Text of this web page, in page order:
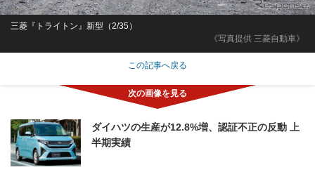
《写真提供 三菱自動車》
三菱『トライトン』新型（2/35）
この記事へ戻る
ダイハツの生産が12.8%増、認証不正の反動 上
半期実績